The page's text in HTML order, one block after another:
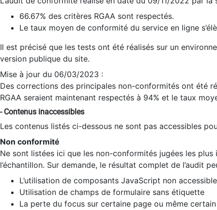
66.67% des critères RGAA sont respectés.
Le taux moyen de conformité du service en ligne
Il est précisé que les tests ont été réalisés sur un
version publique du site.
Mise à jour du 06/03/2023 :
Des corrections des principales non-conformités ont été
RGAA seraient maintenant respectés à 94% et le taux
- Contenus inaccessibles
Les contenus listés ci-dessous ne sont pas accessibles
Non conformité
Ne sont listées ici que les non-conformités jugées les
l’échantillon. Sur demande, le résultat complet de l’audit
L’utilisation de composants JavaScript non
Utilisation de champs de formulaire sans étiquette
La perte du focus sur certaine page ou même